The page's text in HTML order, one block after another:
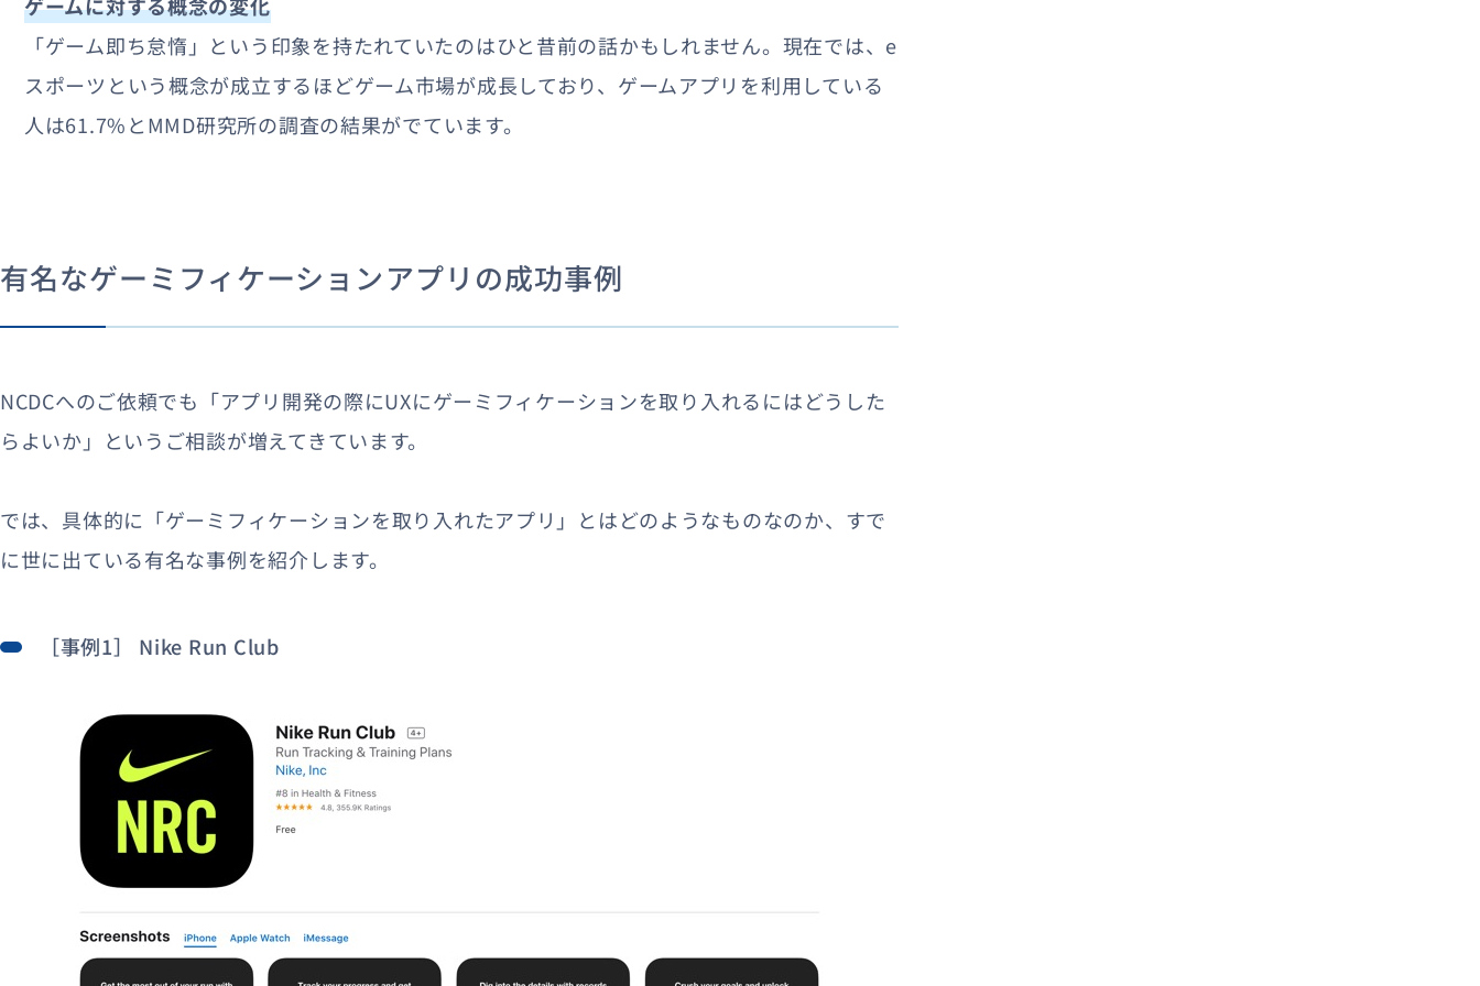
「ゲーム即ち怠惰」という印象を持たれていたのはひと昔前の話かもしれません。現在では、e
スポーツという概念が成立するほどゲーム市場が成長しており、ゲームアプリを利用している
人は61.7%とMMD研究所の調査の結果がでています。
有名なゲーミフィケーションアプリの成功事例
NCDCへのご依頼でも「アプリ開発の際にUXにゲーミフィケーションを取り入れるにはどうした
らよいか」というご相談が増えてきています。
では、具体的に「ゲーミフィケーションを取り入れたアプリ」とはどのようなものなのか、すで
に世に出ている有名な事例を紹介します。
［事例1］ Nike Run Club